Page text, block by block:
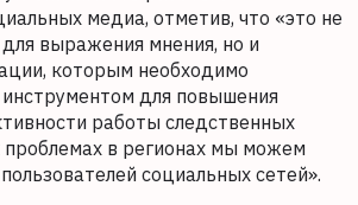
медиа, отметив, что «это не
выражения мнения, но и
которым необходимо
инструментом для повышения
работы следственных
проблемах в регионах мы можем
социальных сетей».